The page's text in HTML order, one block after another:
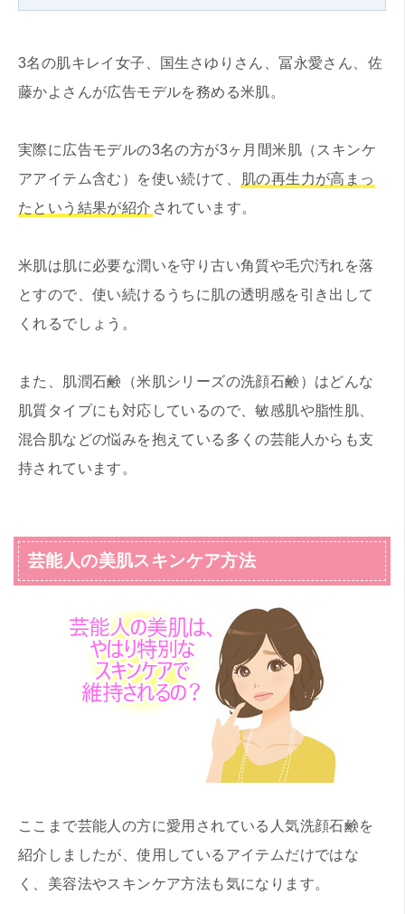
3名の肌キレイ女子、国生さゆりさん、冨永愛さん、佐
藤かよさんが広告モデルを務める米肌。
実際に広告モデルの3名の方が3ヶ月間米肌（スキンケ
アアイテム含む）を使い続けて、
肌の再生力が高まっ
たという結果が紹介 されています。
米肌は肌に必要な潤いを守り古い角質や毛穴汚れを落
とすので、使い続けるうちに肌の透明感を引き出して
くれるでしょう。
また、肌潤石鹸（米肌シリーズの洗顔石鹸）はどんな
肌質タイプにも対応しているので、敏感肌や脂性肌、
混合肌などの悩みを抱えている多くの芸能人からも支
持されています。
芸能人の美肌スキンケア方法
ここまで芸能人の方に愛用されている人気洗顔石鹸を
紹介しましたが、使用しているアイテムだけではな
く、美容法やスキンケア方法も気になります。